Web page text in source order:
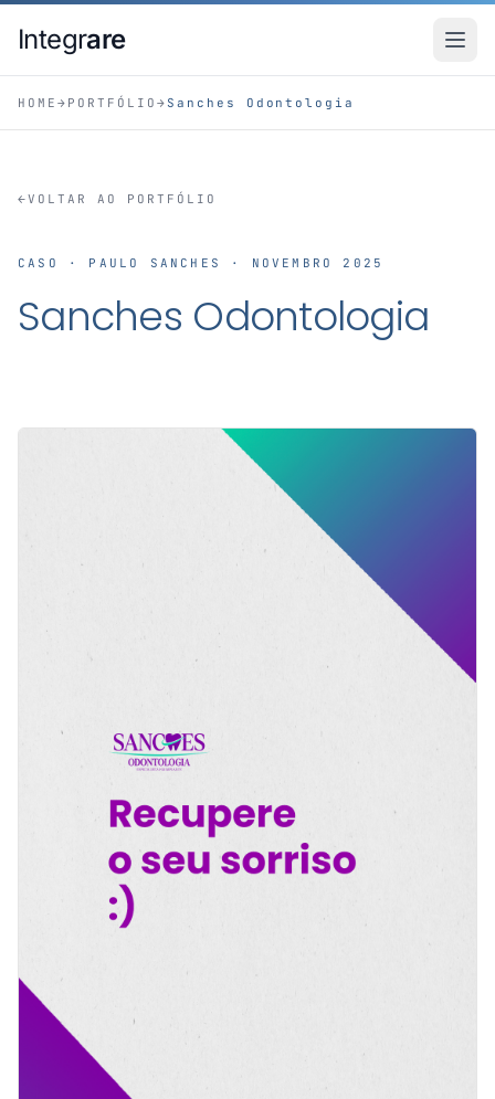
Integrare
HOME → PORTFÓLIO → Sanches Odontologia
←VOLTAR AO PORTFÓLIO
CASO · PAULO SANCHES · NOVEMBRO 2025
Sanches Odontologia